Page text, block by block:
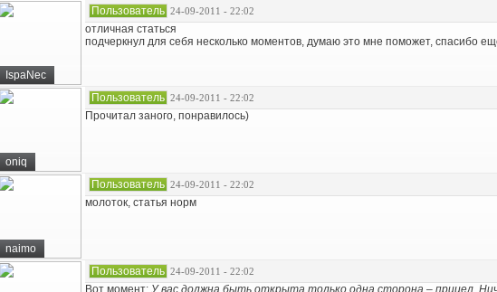
IspaNec
Пользователь 24-09-2011 - 22:02
отличная статься
подчеркнул для себя несколько моментов, думаю это мне поможет, спасибо
oniq
Пользователь 24-09-2011 - 22:02
Прочитал заного, понравилось)
naimo
Пользователь 24-09-2011 - 22:02
молоток, статья норм
Пользователь 24-09-2011 - 22:02
Вот момент: У вас должна быть открыта только одна сторона – прицел.